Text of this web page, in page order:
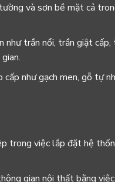
và sơn bề mặt cả
như trần nổi, trần giật
cấp như gạch men, gỗ tự
trong việc lắp đặt hệ
gian nội thất bằng